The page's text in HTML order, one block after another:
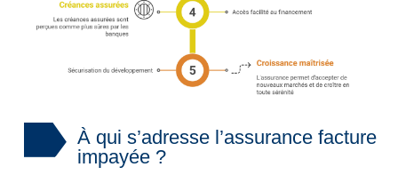
À qui s’adresse l’assurance facture
impayée ?